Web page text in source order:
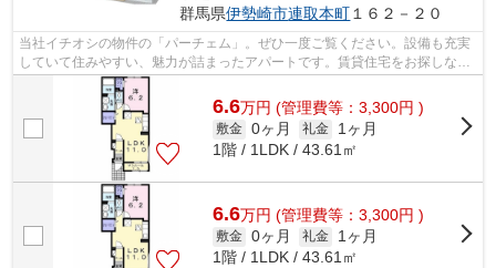
群馬県伊勢崎市連取本町 １６２－２０
当社イチオシの物件の「パーチェム」。ぜひ一度ご覧ください。設備も充実
していて住みやすい、魅力が詰まったアパートです。賃貸住宅をお探しな
ら、当社にお任せください。当社でなら...
6.6万円 (管理費等：3,300円 )
敷金 0ヶ月 礼金
1ヶ月
1階 / 1LDK / 43.61㎡
6.6万円 (管理費等：3,300円 )
敷金 0ヶ月 礼金
1ヶ月
1階 / 1LDK / 43.61㎡